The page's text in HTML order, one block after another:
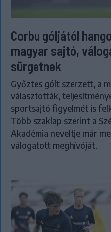
Corbu góljától
magyar sajtó,
sürgetnek
Győztes gólt szerzett, a
választották,
sportsajtó figyelmét is
Több szaklap szerint a
Akadémia neveltje már
válogatott meghívóját.